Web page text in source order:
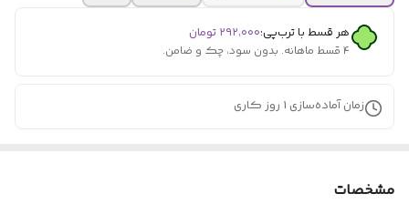
هر قسط با ترب‌پی:۲۹۲٬۰۰۰ تومان
۴ قسط ماهانه. بدون سود، چک و ضامن.
زمان آماده‌سازی 1 روز کاری
مشخصات